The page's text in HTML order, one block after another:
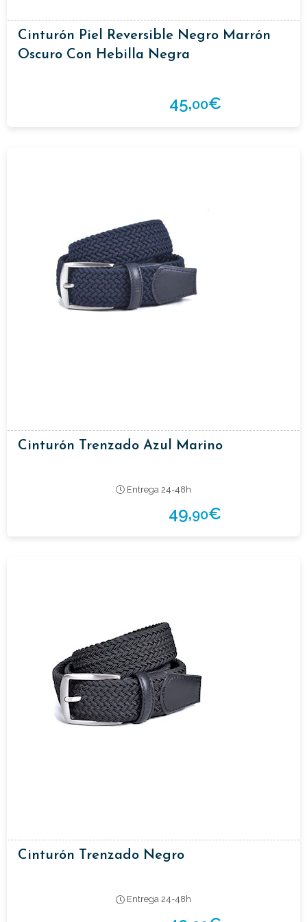
Cinturón Piel Reversible Negro Marrón
Oscuro Con Hebilla Negra
45,00€
Cinturón Trenzado Azul Marino
Entrega 24-48h
49,90€
Cinturón Trenzado Negro
Entrega 24-48h